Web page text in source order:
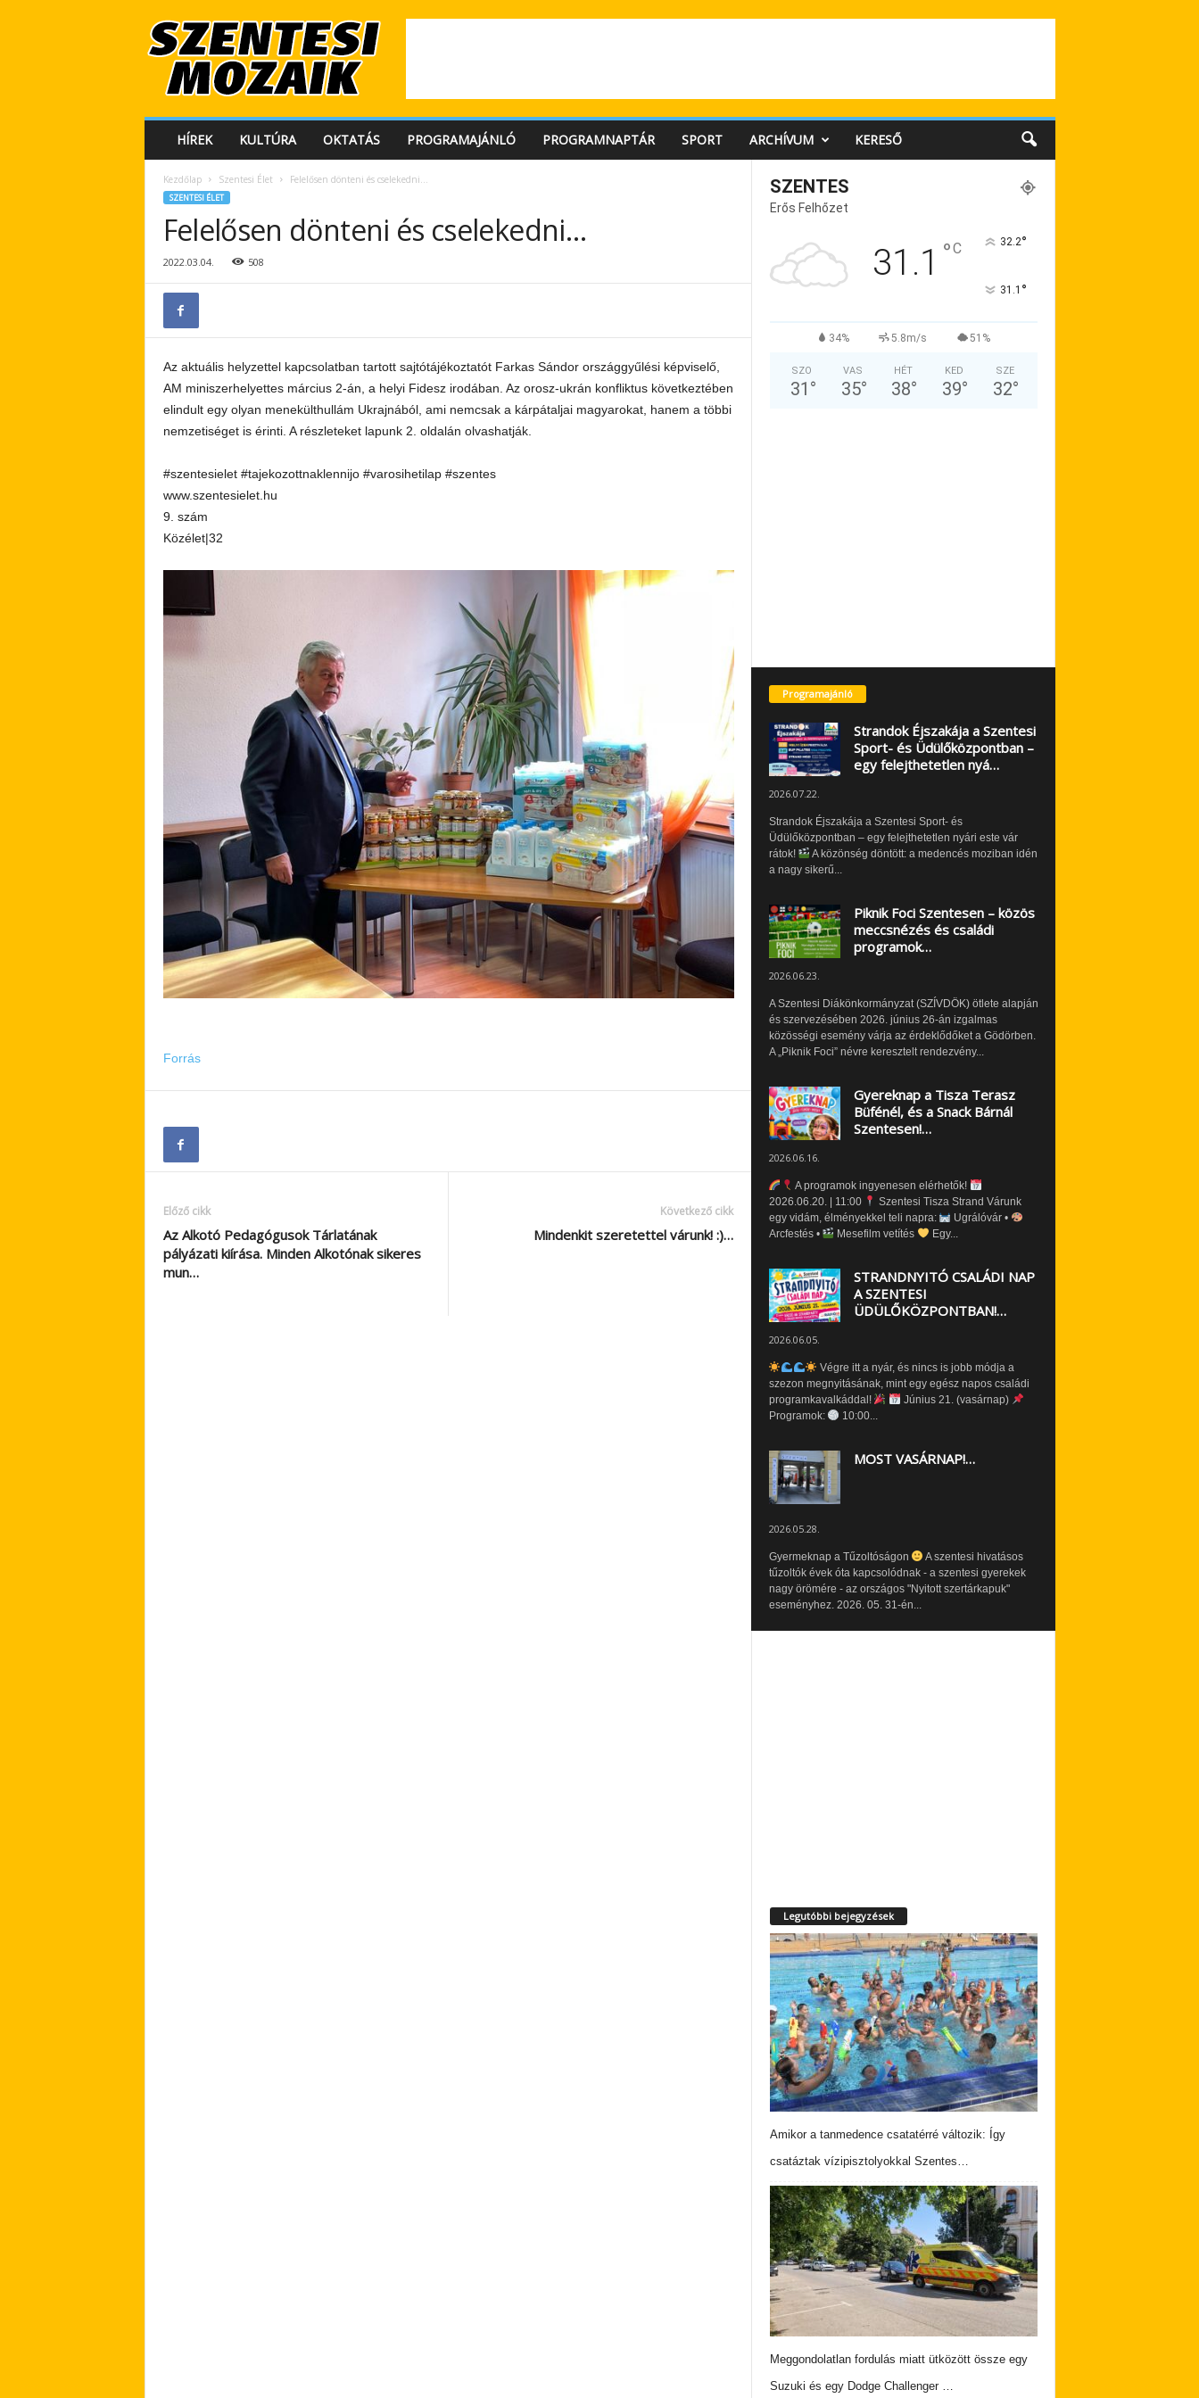
e
HÍREK KULTÚRA OKTATÁS PROGRAMAJÁNLÓ PROGRAMNAPTÁR SPORT ARCHÍVUM KERESŐ
Kezdőlap Szentesi Élet Felelősen dönteni és cselekedni…
SZENTESI ÉLET
Felelősen dönteni és cselekedni…
2022.03.04. 508
Az aktuális helyzettel kapcsolatban tartott sajtótájékoztatót Farkas Sándor országgyűlési képviselő,
AM miniszerhelyettes március 2-án, a helyi Fidesz irodában. Az orosz-ukrán konfliktus következtében
elindult egy olyan menekülthullám Ukrajnából, ami nemcsak a kárpátaljai magyarokat, hanem a többi
nemzetiséget is érinti. A részleteket lapunk 2. oldalán olvashatják.
#szentesielet #tajekozottnaklennijo #varosihetilap #szentes
www.szentesielet.hu
9. szám
Közélet|32
Forrás
Előző cikk
Az Alkotó Pedagógusok Tárlatának
pályázati kiírása. Minden Alkotónak sikeres
mun…
Következő cikk
Mindenkit szeretettel várunk! :)…
SZENTES
Erős Felhőzet
31.1 °C 32.2°
31.1 °
34% 5.8m/s 51%
SZO
31 °
VAS
35°
HÉT
38°
KED
39°
SZE
32°
Programajánló
Strandok Éjszakája a Szentesi
Sport- és Üdülőközpontban –
egy felejthetetlen nyá…
2026.07.22.
Strandok Éjszakája a Szentesi Sport- és
Üdülőközpontban – egy felejthetetlen nyári este vár
rátok!
A közönség döntött: a medencés moziban idén
a nagy sikerű...
Piknik Foci Szentesen – közös
meccsnézés és családi
programok…
2026.06.23.
A Szentesi Diákönkormányzat (SZÍVDÖK) ötlete alapján
és szervezésében 2026. június 26-án izgalmas
közösségi esemény várja az érdeklődőket a Gödörben.
A „Piknik Foci” névre keresztelt rendezvény...
Gyereknap a Tisza Terasz
Büfénél, és a Snack Bárnál
Szentesen!…
2026.06.16.
A programok ingyenesen elérhetők!
2026.06.20. | 11:00
Szentesi Tisza Strand Várunk
egy vidám, élményekkel teli napra:
Ugrálóvár •
Arcfestés •
Mesefilm vetítés Egy...
STRANDNYITÓ CSALÁDI NAP
A SZENTESI
ÜDÜLŐKÖZPONTBAN!…
2026.06.05.
Végre itt a nyár, és nincs is jobb módja a
szezon megnyitásának, mint egy egész napos családi
programkavalkáddal!
Június 21. (vasárnap)
Programok:
10:00...
MOST VASÁRNAP!…
2026.05.28.
Gyermeknap a Tűzoltóságon
A szentesi hivatásos
tűzoltók évek óta kapcsolódnak - a szentesi gyerekek
nagy örömére - az országos "Nyitott szertárkapuk"
eseményhez. 2026. 05. 31-én...
Legutóbbi bejegyzések
Amikor a tanmedence csatatérré változik: Így
csatáztak vízipisztolyokkal Szentes…
Meggondolatlan fordulás miatt ütközött össze egy
Suzuki és egy Dodge Challenger …